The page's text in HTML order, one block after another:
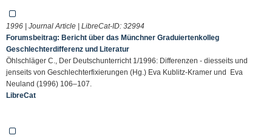
1996 | Journal Article | LibreCat-ID: 32994
Forumsbeitrag: Bericht über das Münchner Graduiertenkolleg
Geschlechterdifferenz und Literatur
Öhlschläger C., Der Deutschunterricht 1/1996: Differenzen - diesseits und
jenseits von Geschlechterfixierungen (Hg.) Eva Kublitz-Kramer und Eva
Neuland (1996) 106–107.
LibreCat